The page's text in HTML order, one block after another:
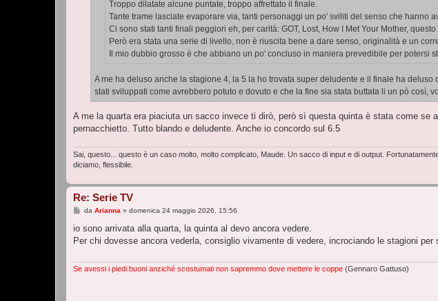
Troppo dilatate alcune puntate, troppo affrettato il finale.
Tante trame lasciate evaporare via, tanti personaggi un po' sviliti del senso che hanno
Ci sono stati tanti finali peggiori eh, per carità: GOT, Lost, How I Met Your Mother,
Però era stata una serie di livello, non è riuscita bene a dare senso, originalità e un
Il mio dubbio grosso è che abbiano un po' concluso in maniera prevedibile per potersi
A me ha deluso anche la stagione 4, la 5 la ho trovata super deludente e il finale ha
stati sviluppati come avrebbero potuto e dovuto e che la fine sia stata buttata li un pò così,
A me la quarta era piaciuta un sacco invece ti dirò, però sì questa quinta è stata come se
pernacchietto. Tutto blando e deludente. Anche io concordo sul 6.5
Sai, questo... questo è un caso molto, molto complicato, Maude. Un sacco di input e di output.
diciamo, flessibile.
Re: Serie TV
M
s
a
i
da Arianna » domenica 24 maggio 2026, 15:56
io sono arrivata alla quarta, la quinta al devo ancora vedere.
Per chi dovesse ancora vederla, consiglio vivamente di vedere, incrociando le stagioni
Se avessi i piedi buoni anziché scostumati non sapremmo dove mettere le coppe (Gennaro Gattuso)